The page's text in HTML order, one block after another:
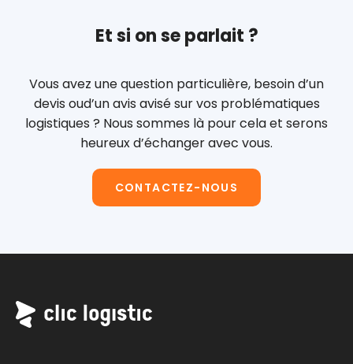
Et si on se parlait ?
Vous avez une question particulière, besoin d’un
devis oud’un avis avisé sur vos problématiques
logistiques ? Nous sommes là pour cela et serons
heureux d’échanger avec vous.
CONTACTEZ-NOUS